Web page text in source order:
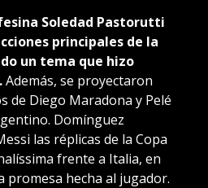
Soledad Pastorutti
principales de la
un tema que hizo
Además, se proyectaron
de Diego Maradona y Pelé
Domínguez
las réplicas de la Copa
frente a Italia, en
promesa hecha al jugador.